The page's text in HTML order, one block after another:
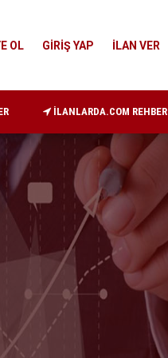
OL GİRİŞ YAP İLAN VER
İLANLARDA.COM REHBER